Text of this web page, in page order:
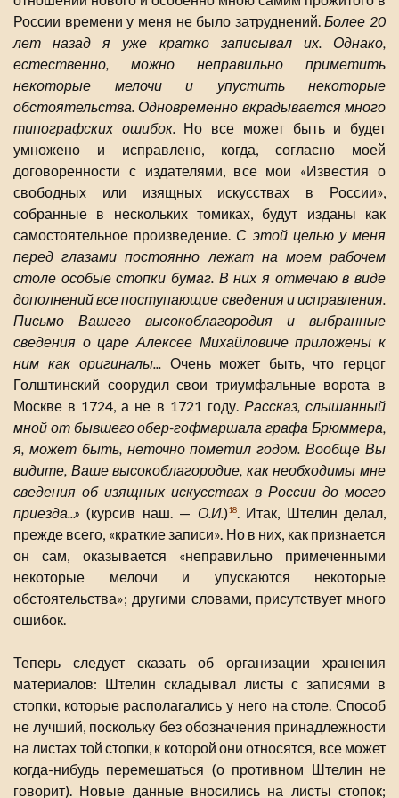
России времени у меня не было затруднений.Более 20
лет назад я уже кратко записывал их. Однако,
естественно, можно неправильно приметить
некоторые мелочи и упустить некоторые
обстоятельства. Одновременно вкрадывается много
типографских ошибок.Но все может быть и будет
умножено и исправлено, когда, согласно моей
договоренности с издателями, все мои «Известия о
свободных или изящных искусствах в России»,
собранные в нескольких томиках, будут изданы как
самостоятельное произведение. С этой целью у меня
перед глазами постоянно лежат на моем рабочем
столе особые стопки бумаг. В них я отмечаю в виде
дополнений все поступающие сведения и исправления.
Письмо Вашего высокоблагородия и выбранные
сведения о царе Алексее Михайловиче приложены к
ним как оригиналы...Очень может быть, что герцог
Голштинский соорудил свои триумфальные ворота в
Москве в 1724, а не в 1721 году. Рассказ, слышанный
мной от бывшего обер-гофмаршала графа Брюммера,
я, может быть, неточно пометил годом. Вообще Вы
видите, Ваше высокоблагородие, как необходимы мне
сведения об изящных искусствах в России до моего
приезда...» (курсив наш. — О.И.)18. Итак, Штелин делал,
прежде всего, «краткие записи». Но в них, как признается
он сам, оказывается «неправильно примеченными
некоторые мелочи и упускаются некоторые
обстоятельства»; другими словами, присутствует много
ошибок.
Теперь следует сказать об организации хранения
материалов: Штелин складывал листы с записями в
стопки, которые располагались у него на столе. Способ
не лучший, поскольку без обозначения принадлежности
на листах той стопки, к которой они относятся, все может
когда-нибудь перемешаться (о противном Штелин не
говорит). Новые данные вносились на листы стопок;